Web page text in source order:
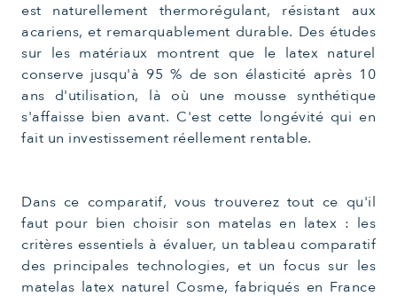
est naturellement thermorégulant, résistant aux
acariens, et remarquablement durable. Des études
sur les matériaux montrent que le latex naturel
conserve jusqu'à 95 % de son élasticité après 10
ans d'utilisation, là où une mousse synthétique
s'affaisse bien avant. C'est cette longévité qui en
fait un investissement réellement rentable.
Dans ce comparatif, vous trouverez tout ce qu'il
faut pour bien choisir son matelas en latex : les
critères essentiels à évaluer, un tableau comparatif
des principales technologies, et un focus sur les
matelas latex naturel Cosme, fabriqués en France